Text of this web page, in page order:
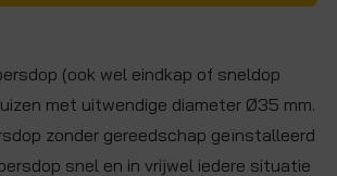
(ook wel eindkap of sneldop
met uitwendige diameter Ø35 mm.
zonder gereedschap geïnstalleerd
snel en in vrijwel iedere situatie